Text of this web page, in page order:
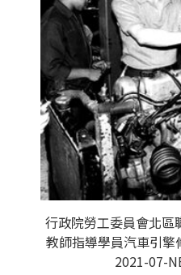
行政院勞工委員會北區
教師指導學員汽車引擎
2021-07-